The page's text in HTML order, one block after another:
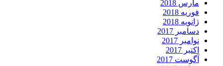
مارس 2018
فوریه 2018
ژانویه 2018
دسامبر 2017
نوامبر 2017
اکتبر 2017
آگوست 2017